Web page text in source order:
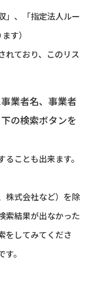
」、「指定法人ルー
す）
れており、このリス
業者名、事業者
の検索ボタンを
ことも出来ます。
株式会社など）を除
索結果が出なかった
をしてみてくださ
。